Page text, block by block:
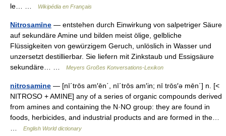
le… …
Wikipédia en Français
Nitrosamīne — entstehen durch Einwirkung von salpetriger Säure
auf sekundäre Amine und bilden meist ölige, gelbliche
Flüssigkeiten von gewürzigem Geruch, unlöslich in Wasser und
unzersetzt destillierbar. Sie liefern mit Zinkstaub und Essigsäure
sekundäre… …
Meyers Großes Konversations-Lexikon
nitrosamine — [nī΄trōs am′ēn΄, nī΄trōs am′in; nī trōs′ə mēn΄] n. [<
NITROSO + AMINE] any of a series of organic compounds derived
from amines and containing the N·NO group: they are found in
foods, herbicides, and industrial products and are formed in the…
English World dictionary